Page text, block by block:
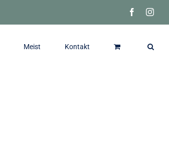
Facebook
Meist Kontakt